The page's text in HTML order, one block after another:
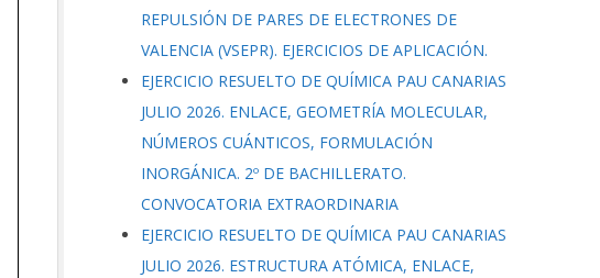
REPULSIÓN DE PARES DE ELECTRONES DE
VALENCIA (VSEPR). EJERCICIOS DE APLICACIÓN.
EJERCICIO RESUELTO DE QUÍMICA PAU CANARIAS
JULIO 2026. ENLACE, GEOMETRÍA MOLECULAR,
NÚMEROS CUÁNTICOS, FORMULACIÓN
INORGÁNICA. 2º DE BACHILLERATO.
CONVOCATORIA EXTRAORDINARIA
EJERCICIO RESUELTO DE QUÍMICA PAU CANARIAS
JULIO 2026. ESTRUCTURA ATÓMICA, ENLACE,